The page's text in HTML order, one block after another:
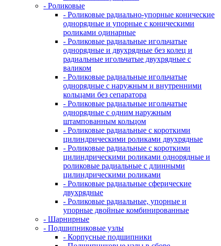
- Роликовые
- Роликовые радиально-упорные конические
однорядные и упорные с коническими
роликами одинарные
- Роликовые радиальные игольчатые
однорядные и двухрядные без колец и
радиальные игольчатые двухрядные с
валиком
- Роликовые радиальные игольчатые
однорядные с наружным и внутренними
кольцами без сепаратора
- Роликовые радиальные игольчатые
однорядные с одним наружным
штампованным кольцом
- Роликовые радиальные с короткими
цилиндрическими роликами двухрядные
- Роликовые радиальные с короткими
цилиндрическими роликами однорядные и
роликовые радиальные с длинными
цилиндрическими роликами
- Роликовые радиальные сферические
двухрядные
- Роликовые радиальные, упорные и
упорные двойные комбинированные
- Шарнирные
- Подшипниковые узлы
- Корпусные подшипники